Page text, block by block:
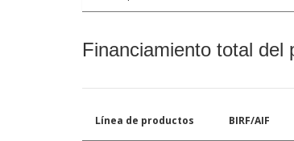
Financiamiento total del
Línea de productos BIRF/AIF